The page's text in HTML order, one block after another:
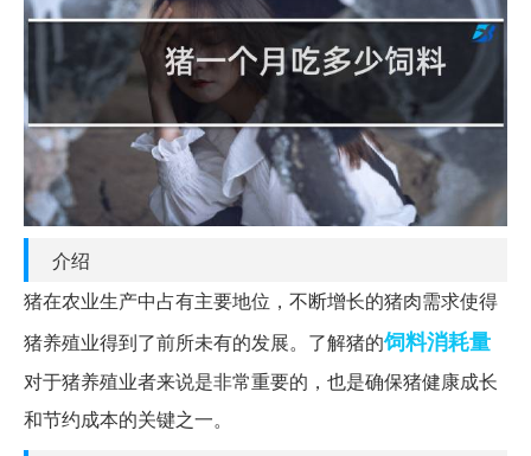
介绍
猪在农业生产中占有主要地位，不断增长的猪肉需求使得
猪养殖业得到了前所未有的发展。了解猪的饲料消耗量
对于猪养殖业者来说是非常重要的，也是确保猪健康成长
和节约成本的关键之一。